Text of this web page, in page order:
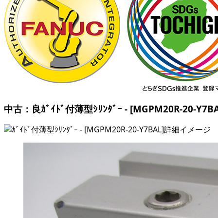
中古：良ｶﾞｲﾄﾞ付薄型ｼﾘﾝﾀﾞｰ - [MGPM20R-20-